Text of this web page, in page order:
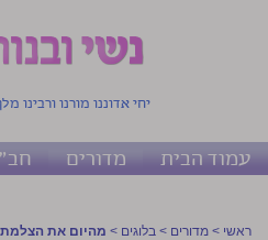
יחי אדוננו מורנו
עמוד הבית מדורים
ראשי > מדורים > בלוגים > מהיום את